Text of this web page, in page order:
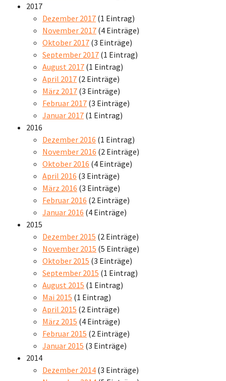
2017
Dezember 2017 (1 Eintrag)
November 2017 (4 Einträge)
Oktober 2017 (3 Einträge)
September 2017 (1 Eintrag)
August 2017 (1 Eintrag)
April 2017 (2 Einträge)
März 2017 (3 Einträge)
Februar 2017 (3 Einträge)
Januar 2017 (1 Eintrag)
2016
Dezember 2016 (1 Eintrag)
November 2016 (2 Einträge)
Oktober 2016 (4 Einträge)
April 2016 (3 Einträge)
März 2016 (3 Einträge)
Februar 2016 (2 Einträge)
Januar 2016 (4 Einträge)
2015
Dezember 2015 (2 Einträge)
November 2015 (5 Einträge)
Oktober 2015 (3 Einträge)
September 2015 (1 Eintrag)
August 2015 (1 Eintrag)
Mai 2015 (1 Eintrag)
April 2015 (2 Einträge)
März 2015 (4 Einträge)
Februar 2015 (2 Einträge)
Januar 2015 (3 Einträge)
2014
Dezember 2014 (3 Einträge)